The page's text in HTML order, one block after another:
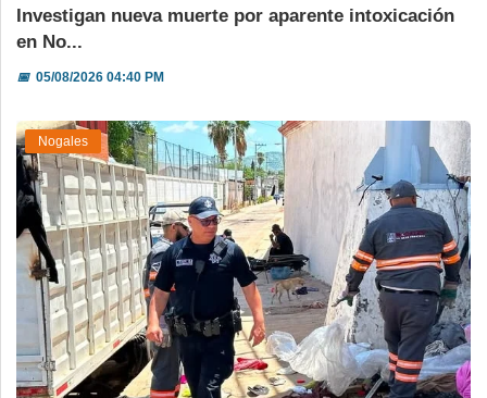
Investigan nueva muerte por aparente intoxicación
en No...
📅05/08/2026 04:40 PM
Nogales